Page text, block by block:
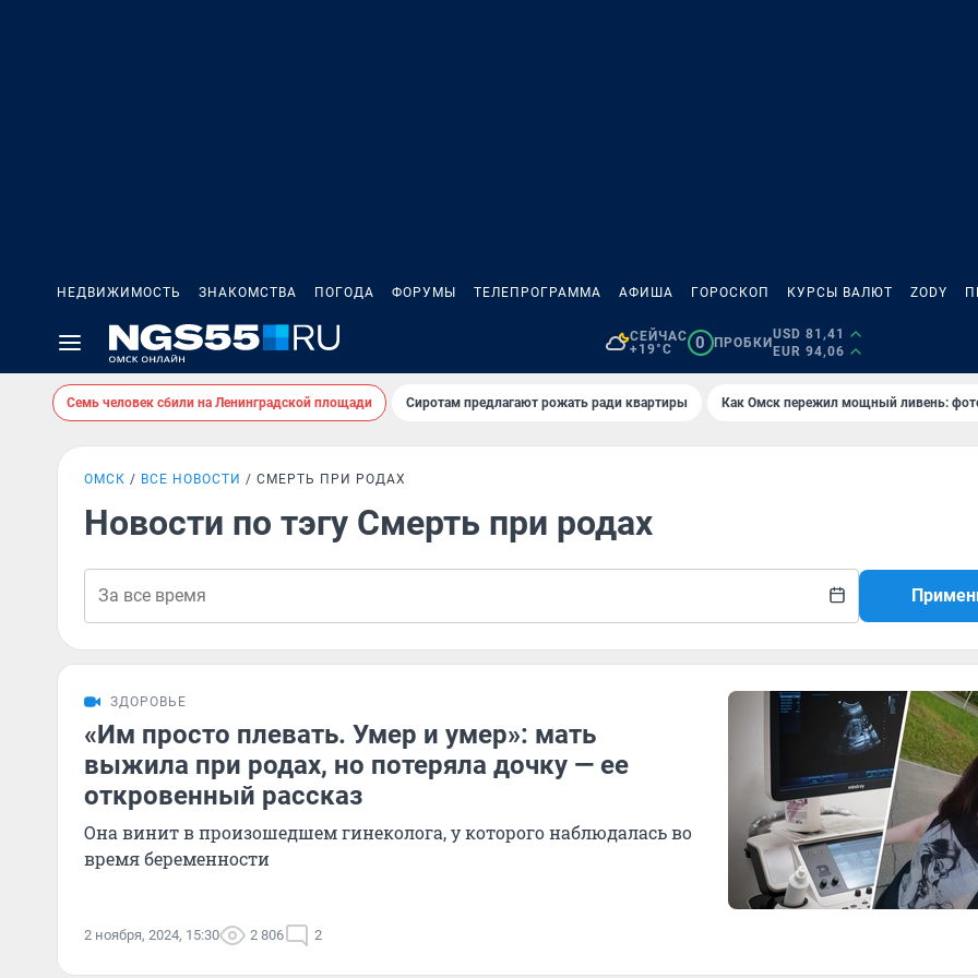
НЕДВИЖИМОСТЬ ЗНАКОМСТВА ПОГОДА ФОРУМЫ ТЕЛЕПРОГРАММА АФИША ГОРОСКОП КУРСЫ ВАЛЮТ ZODY
СЕЙЧАС
+19°C
0 ПРОБКИ
USD 81,41
EUR 94,06
Семь человек сбили на Ленинградской площади Сиротам предлагают рожать ради квартиры Как Омск пережил мощный ливень:
ОМСК ВСЕ НОВОСТИ СМЕРТЬ ПРИ РОДАХ
Новости по тэгу Смерть при родах
ЗДОРОВЬЕ
«Им просто плевать. Умер и умер»: мать
выжила при родах, но потеряла дочку — ее
откровенный рассказ
Она винит в произошедшем гинеколога, у которого наблюдалась во
время беременности
2 ноября, 2024, 15:30 2 806 2